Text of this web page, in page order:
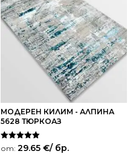
МОДЕРЕН КИЛИМ - АЛПИНА
5628 ТЮРКОАЗ
Оценено на
5.00
от: 29.65 €/ бр.